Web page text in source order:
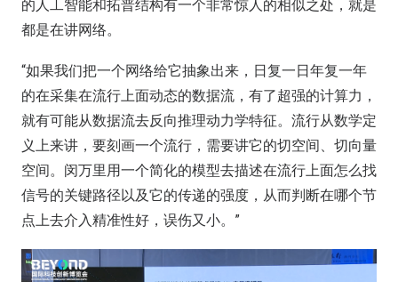
的人工智能和拓普结构有一个非常惊人的相似之处，就是
都是在讲网络。
“如果我们把一个网络给它抽象出来，日复一日年复一年
的在采集在流行上面动态的数据流，有了超强的计算力，
就有可能从数据流去反向推理动力学特征。流行从数学定
义上来讲，要刻画一个流行，需要讲它的切空间、切向量
空间。闵万里用一个简化的模型去描述在流行上面怎么找
信号的关键路径以及它的传递的强度，从而判断在哪个节
点上去介入精准性好，误伤又小。”